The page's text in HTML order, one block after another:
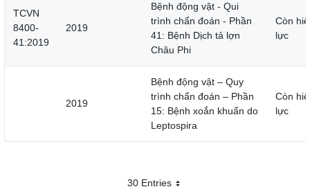
TCVN
8400-
41:2019
2019
Bệnh động vật - Qui
trình chẩn đoán - Phần
41: Bệnh Dịch tả lợn
Châu Phi
Còn
lực
2019
Bệnh động vật – Quy
trình chẩn đoán – Phần
15: Bệnh xoắn khuẩn do
Leptospira
Còn
lực
30 EntriesMỗi trang